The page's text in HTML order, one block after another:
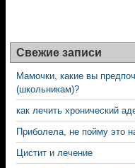
Свежие записи
Мамочки, какие вы
(школьникам)?
как лечить хронический
Приболела, не пойму это
Цистит и лечение